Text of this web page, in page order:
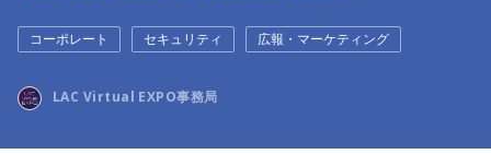
コーポレート セキュリティ 広報・マーケティング
LAC Virtual EXPO事務局